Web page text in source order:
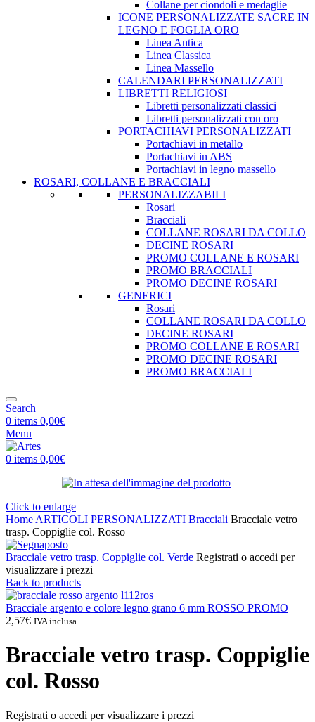
Collane per ciondoli e medaglie
ICONE PERSONALIZZATE SACRE IN
LEGNO E FOGLIA ORO
Linea Antica
Linea Classica
Linea Massello
CALENDARI PERSONALIZZATI
LIBRETTI RELIGIOSI
Libretti personalizzati classici
Libretti personalizzati con oro
PORTACHIAVI PERSONALIZZATI
Portachiavi in metallo
Portachiavi in ABS
Portachiavi in legno massello
ROSARI, COLLANE E BRACCIALI
PERSONALIZZABILI
Rosari
Bracciali
COLLANE ROSARI DA COLLO
DECINE ROSARI
PROMO COLLANE E ROSARI
PROMO BRACCIALI
PROMO DECINE ROSARI
GENERICI
Rosari
COLLANE ROSARI DA COLLO
DECINE ROSARI
PROMO COLLANE E ROSARI
PROMO DECINE ROSARI
PROMO BRACCIALI
Search
0 items 0,00€
Menu
0 items 0,00€
Click to enlarge
Home ARTICOLI PERSONALIZZATI Bracciali Bracciale vetro
trasp. Coppiglie col. Rosso
Bracciale vetro trasp. Coppiglie col. Verde Registrati o accedi per
visualizzare i prezzi
Back to products
Bracciale argento e colore legno grano 6 mm ROSSO PROMO
2,57€ IVA inclusa
Bracciale vetro trasp. Coppiglie
col. Rosso
Registrati o accedi per visualizzare i prezzi